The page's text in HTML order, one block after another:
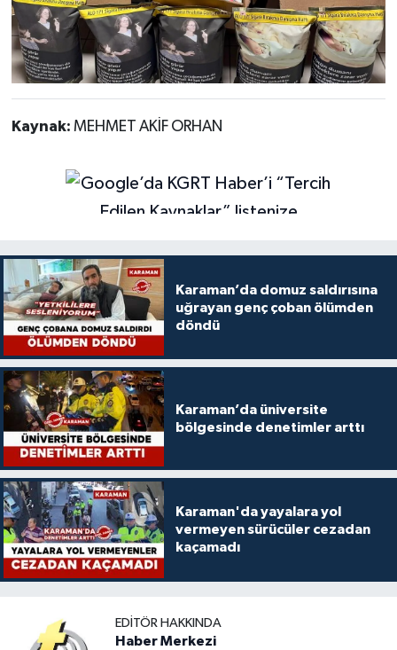
Kaynak: MEHMET AKİF ORHAN
Karaman’da domuz saldırısına
uğrayan genç çoban ölümden
döndü
Karaman’da üniversite
bölgesinde denetimler arttı
Karaman'da yayalara yol
vermeyen sürücüler cezadan
kaçamadı
EDITÖR HAKKINDA
Haber Merkezi